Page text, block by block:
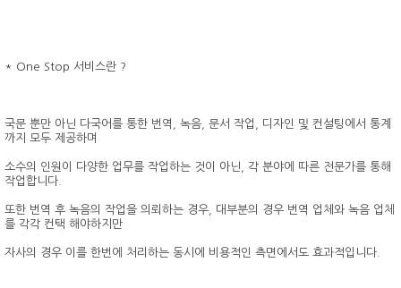
* One Stop 서비스란 ?
국문 뿐만 아닌 다국어를 통한 번역, 녹음, 문서 작업, 디자인 및 컨설팅에서 통계
까지 모두 제공하며
소수의 인원이 다양한 업무를 작업하는 것이 아닌, 각 분야에 따른 전문가를 통해
작업합니다.
또한 번역 후 녹음의 작업을 의뢰하는 경우, 대부분의 경우 번역 업체와 녹음 업체
를 각각 컨택 해야하지만
자사의 경우 이를 한번에 처리하는 동시에 비용적인 측면에서도 효과적입니다.